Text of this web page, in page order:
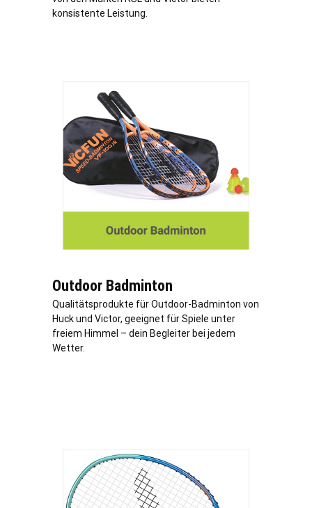
konsistente Leistung.
Outdoor Badminton
Qualitätsprodukte für Outdoor-Badminton von
Huck und Victor, geeignet für Spiele unter
freiem Himmel – dein Begleiter bei jedem
Wetter.